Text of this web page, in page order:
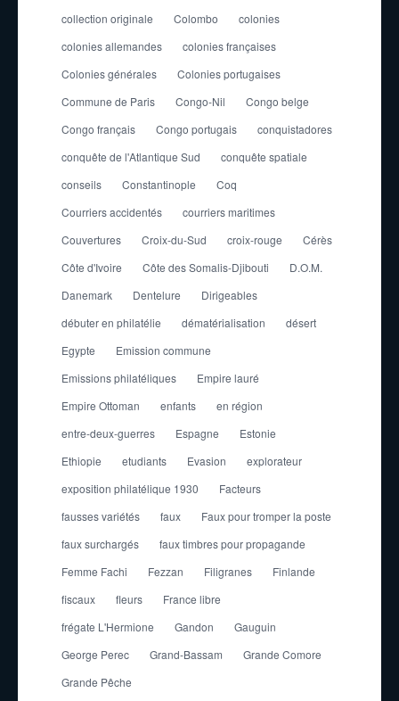
collection originale
Colombo
colonies
colonies allemandes
colonies françaises
Colonies générales
Colonies portugaises
Commune de Paris
Congo-Nil
Congo belge
Congo français
Congo portugais
conquistadores
conquête de l'Atlantique Sud
conquête spatiale
conseils
Constantinople
Coq
Courriers accidentés
courriers maritimes
Couvertures
Croix-du-Sud croix-rouge
Cérès
Côte d'Ivoire
Côte des Somalis-Djibouti
D.O.M.
Danemark
Dentelure
Dirigeables
débuter en philatélie
dématérialisation
désert
Egypte
Emission commune
Emissions philatéliques
Empire lauré
Empire Ottoman
enfants
en région
entre-deux-guerres
Espagne
Estonie
Ethiopie
etudiants Evasion
explorateur
exposition philatélique 1930
Facteurs
fausses variétés
faux
Faux pour tromper la poste
faux surchargés
faux timbres pour propagande
Femme Fachi
Fezzan Filigranes
Finlande
fiscaux
fleurs
France libre
frégate L'Hermione
Gandon
Gauguin
George Perec
Grand-Bassam
Grande Comore
Grande Pêche